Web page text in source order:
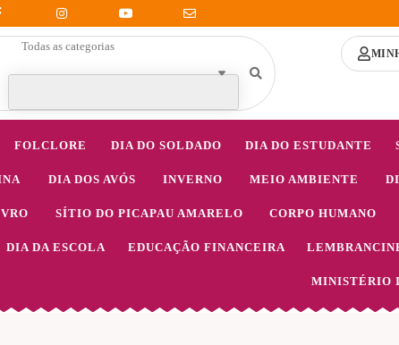
Todas as categorias
FOLCLORE DIA DO SOLDADO DIA DO ESTUDANTE
DIA DOS AVÓS INVERNO MEIO AMBIENTE
SÍTIO DO PICAPAU AMARELO CORPO HUMANO
DIA DA ESCOLA EDUCAÇÃO FINANCEIRA
MINISTÉRIO